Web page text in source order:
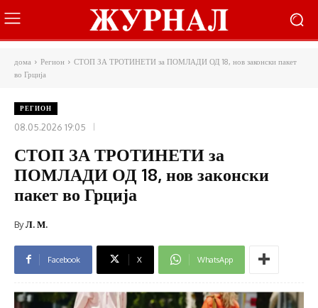
дома Регион
СТОП ЗА ТРОТИНЕТИ за ПОМЛАДИ ОД 18, нов законски пакет
во Грција
РЕГИОН
08.05.2026 19:05
СТОП ЗА ТРОТИНЕТИ за
ПОМЛАДИ ОД 18, нов законски
пакет во Грција
ByЛ. М.
Facebook X WhatsApp